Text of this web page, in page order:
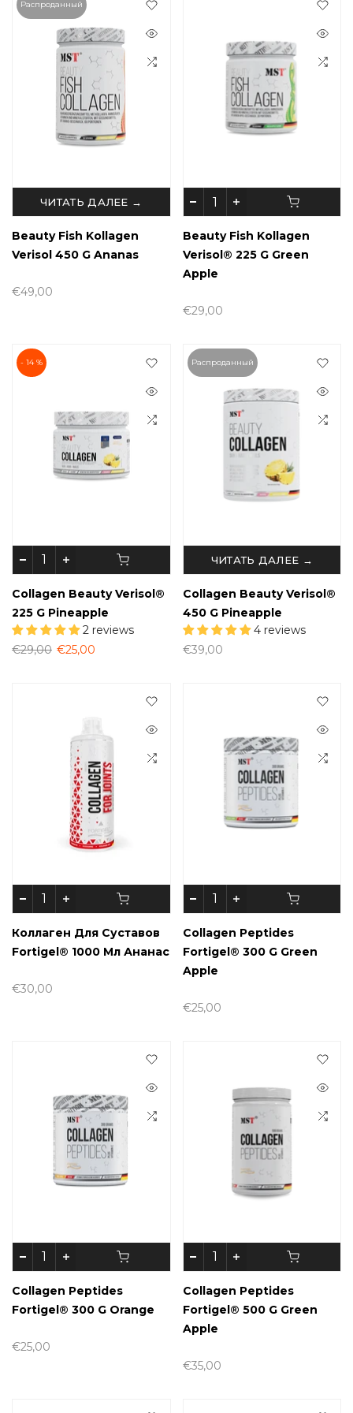
Распроданный
ЧИТАТЬ ДАЛЕЕ →
Beauty Fish Kollagen
Verisol 450 G Ananas
€49,00
Beauty Fish Kollagen
Verisol® 225 G Green
Apple
€29,00
- 14 %
Collagen Beauty Verisol®
225 G Pineapple
2 reviews
€29,00 €25,00
Распроданный
ЧИТАТЬ ДАЛЕЕ →
Collagen Beauty Verisol®
450 G Pineapple
4 reviews
€39,00
Коллаген Для Суставов
Fortigel® 1000 Мл Ананас
€30,00
Collagen Peptides
Fortigel® 300 G Green
Apple
€25,00
Collagen Peptides
Fortigel® 300 G Orange
€25,00
Collagen Peptides
Fortigel® 500 G Green
Apple
€35,00